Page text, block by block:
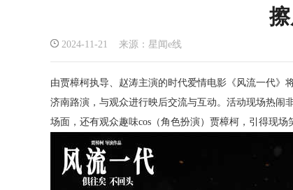
2024-11-21 来源：星闻e线
由贾樟柯执导、赵涛主演的时代爱情电影《风流一代》
济南路演，与观众进行映后交流与互动。活动现场热闹
场面，还有观众趣味cos （角色扮演）贾樟柯，引得现场